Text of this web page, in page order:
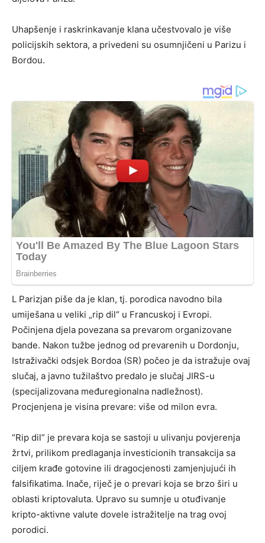
Uhapšenje i raskrinkavanje klana učestvovalo je više
policijskih sektora, a privedeni su osumnjičeni u Parizu i
Bordou.
L Parizjan piše da je klan, tj. porodica navodno bila
umiješana u veliki „rip dil“ u Francuskoj i Evropi.
Počinjena djela povezana sa prevarom organizovane
bande. Nakon tužbe jednog od prevarenih u Dordonju,
Istraživački odsjek Bordoa (SR) počeo je da istražuje ovaj
slučaj, a javno tužilaštvo predalo je slučaj JIRS-u
(specijalizovana međuregionalna nadležnost).
Procjenjena je visina prevare: više od milon evra.
“Rip dil” je prevara koja se sastoji u ulivanju povjerenja
žrtvi, prilikom predlaganja investicionih transakcija sa
ciljem krađe gotovine ili dragocjenosti zamjenjujući ih
falsifikatima. Inače, riječ je o prevari koja se brzo širi u
oblasti kriptovaluta. Upravo su sumnje u otuđivanje
kripto-aktivne valute dovele istražitelje na trag ovoj
porodici.